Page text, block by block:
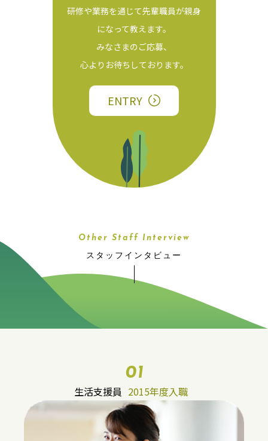
研修や業務を通じて先輩職員が親身
になって教えます。
みなさまのご応募、
心よりお待ちしております。
ENTRY
Other Staff Interview
スタッフインタビュー
01
生活支援員 2015年度入職